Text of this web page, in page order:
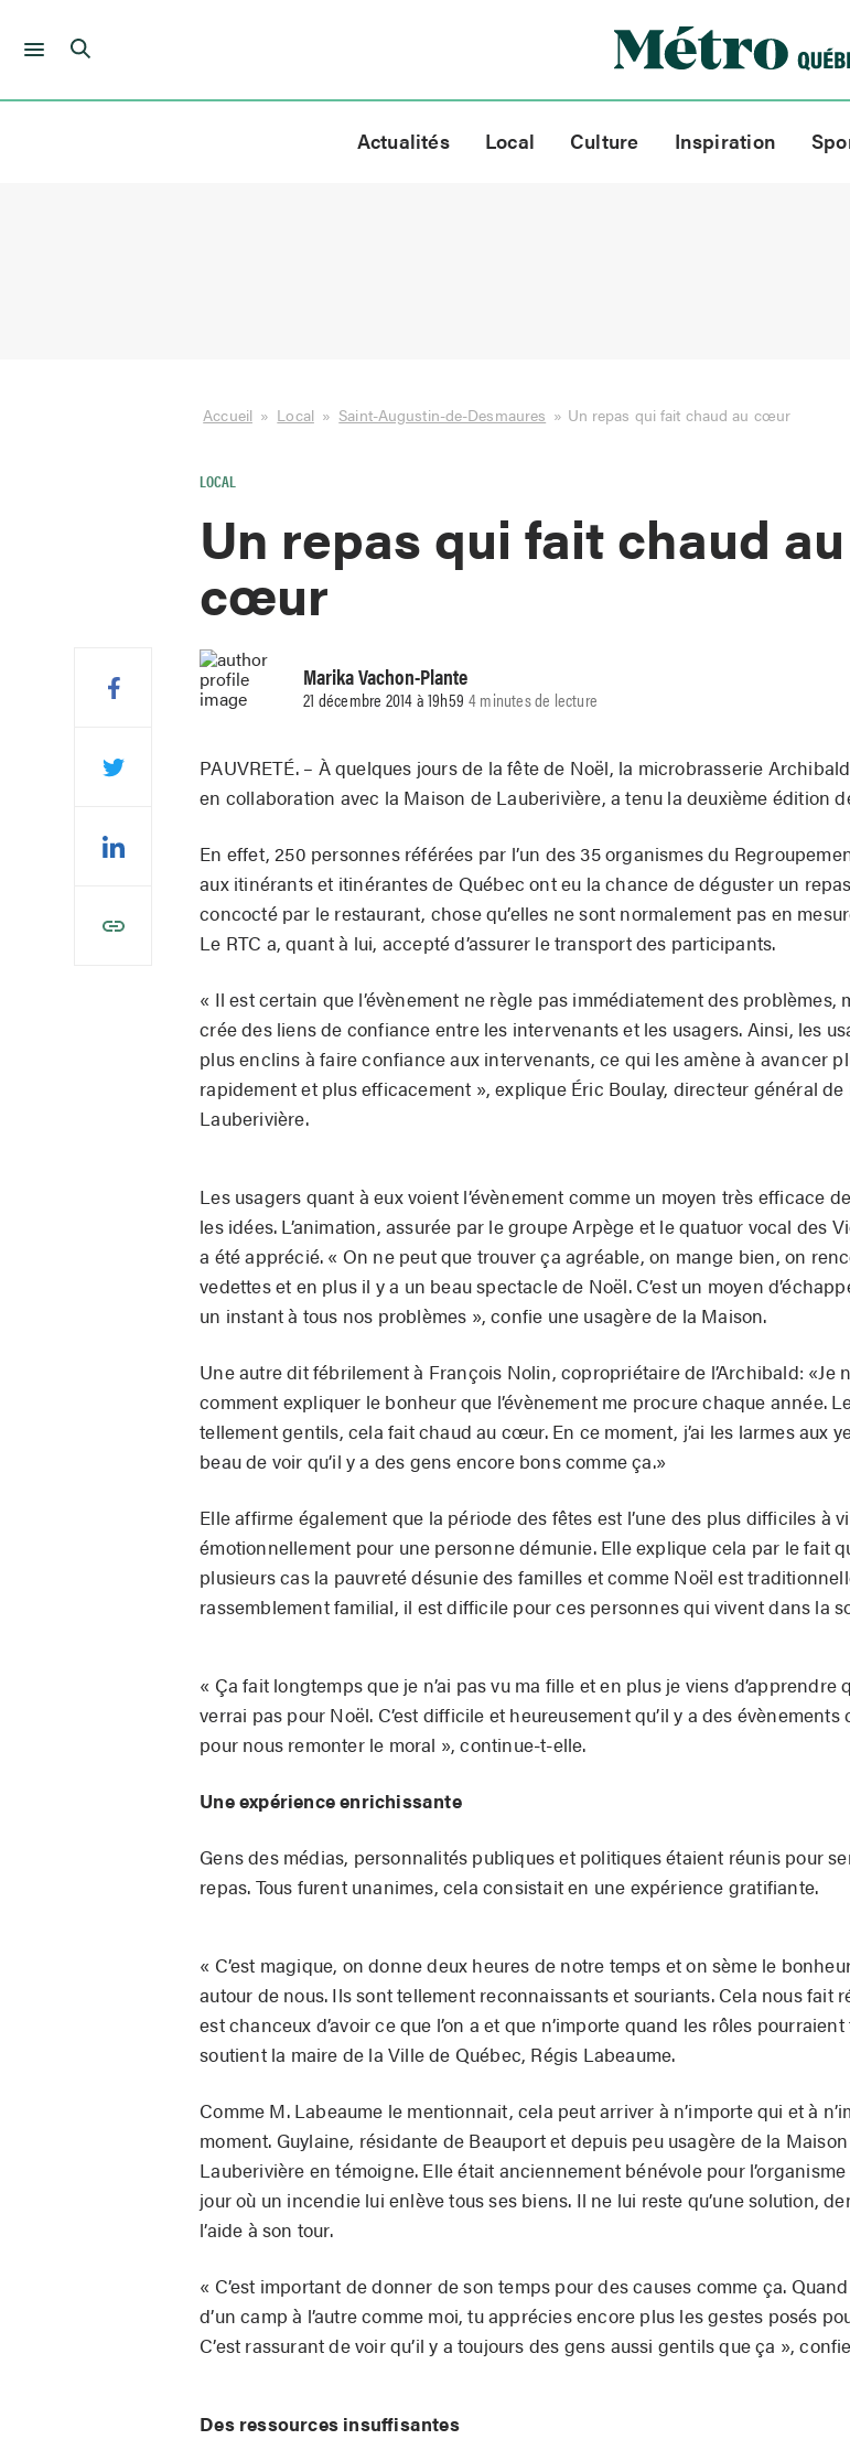
Skip
Actualités Local Culture Inspiration
Accueil » Local » Saint-Augustin-de-Desmaures » Un repas qui fait chaud au cœur
LOCAL
Un repas qui fait chaud au
cœur
Marika Vachon-Plante
21 décembre 2014 à 19h59 4 minutes de lecture
PAUVRETÉ. – À quelques jours de la fête de Noël, la microbrasserie
en collaboration avec la Maison de Lauberivière, a tenu la deuxième édition
En effet, 250 personnes référées par l’un des 35 organismes du
aux itinérants et itinérantes de Québec ont eu la chance de déguster un
concocté par le restaurant, chose qu’elles ne sont normalement pas en
Le RTC a, quant à lui, accepté d’assurer le transport des participants.
« Il est certain que l’évènement ne règle pas immédiatement des problèmes,
crée des liens de confiance entre les intervenants et les usagers. Ainsi, les
plus enclins à faire confiance aux intervenants, ce qui les amène à avancer
rapidement et plus efficacement », explique Éric Boulay, directeur général
Lauberivière.
Les usagers quant à eux voient l’évènement comme un moyen très efficace
les idées. L’animation, assurée par le groupe Arpège et le quatuor vocal des
a été apprécié. « On ne peut que trouver ça agréable, on mange bien, on
vedettes et en plus il y a un beau spectacle de Noël. C’est un moyen
un instant à tous nos problèmes », confie une usagère de la Maison.
Une autre dit fébrilement à François Nolin, copropriétaire de l’Archibald: «Je
comment expliquer le bonheur que l’évènement me procure chaque année.
tellement gentils, cela fait chaud au cœur. En ce moment, j’ai les larmes aux
beau de voir qu’il y a des gens encore bons comme ça.»
Elle affirme également que la période des fêtes est l’une des plus difficiles à
émotionnellement pour une personne démunie. Elle explique cela par le fait
plusieurs cas la pauvreté désunie des familles et comme Noël est
rassemblement familial, il est difficile pour ces personnes qui vivent dans la
« Ça fait longtemps que je n’ai pas vu ma fille et en plus je viens d’apprendre
verrai pas pour Noël. C’est difficile et heureusement qu’il y a des évènements
pour nous remonter le moral », continue-t-elle.
Une expérience enrichissante
Gens des médias, personnalités publiques et politiques étaient réunis pour
repas. Tous furent unanimes, cela consistait en une expérience gratifiante.
« C’est magique, on donne deux heures de notre temps et on sème le
autour de nous. Ils sont tellement reconnaissants et souriants. Cela nous fait
est chanceux d’avoir ce que l’on a et que n’importe quand les rôles
soutient la maire de la Ville de Québec, Régis Labeaume.
Comme M. Labeaume le mentionnait, cela peut arriver à n’importe qui et à
moment. Guylaine, résidante de Beauport et depuis peu usagère de la
Lauberivière en témoigne. Elle était anciennement bénévole pour
jour où un incendie lui enlève tous ses biens. Il ne lui reste qu’une solution,
l’aide à son tour.
« C’est important de donner de son temps pour des causes comme ça.
d’un camp à l’autre comme moi, tu apprécies encore plus les gestes posés
C’est rassurant de voir qu’il y a toujours des gens aussi gentils que ça »,
Des ressources insuffisantes